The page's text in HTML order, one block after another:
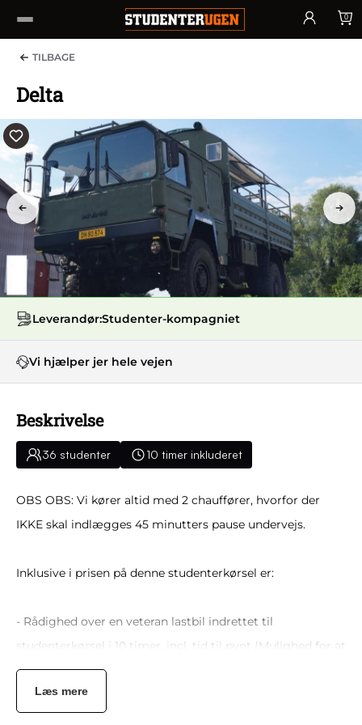
0
TILBAGE
Delta
PREV
Leverandør:Studenter-kompagniet
Vi hjælper jer hele vejen
Beskrivelse
36 studenter 10 timer inkluderet
OBS OBS: Vi kører altid med 2 chauffører, hvorfor der
IKKE skal indlægges 45 minutters pause undervejs.
Inklusive i prisen på denne studenterkørsel er:
- Rådighed over en veteran lastbil indrettet til
studenterkørsel i 10 timer, incl. tid til pynt (Mulighed for at
tilkøbe ekstra timer, også på dagen) Prisen er inklusive 2
chauffører, fri kilometer og brændstof.
Læs mere